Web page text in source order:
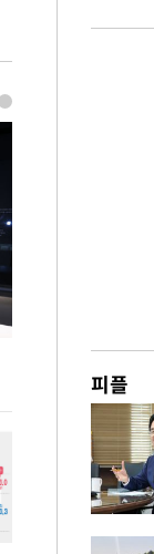
사진으로 보는 지난
피플